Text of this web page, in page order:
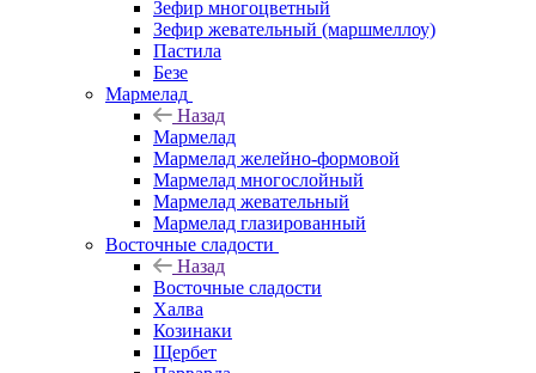
Зефир многоцветный
Зефир жевательный (маршмеллоу)
Пастила
Безе
Мармелад
Назад
Мармелад
Мармелад желейно-формовой
Мармелад многослойный
Мармелад жевательный
Мармелад глазированный
Восточные сладости
Назад
Восточные сладости
Халва
Козинаки
Щербет